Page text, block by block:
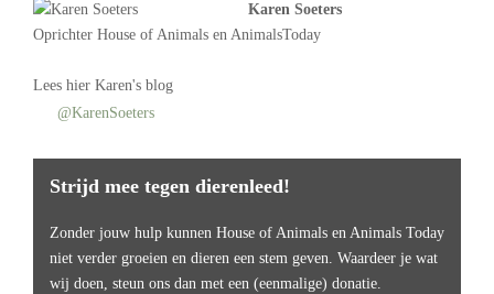
Karen Soeters
Oprichter House of Animals en AnimalsToday
Lees hier Karen's blog
@KarenSoeters
Strijd mee tegen dierenleed!
Zonder jouw hulp kunnen House of Animals en Animals Today
niet verder groeien en dieren een stem geven. Waardeer je wat
wij doen, steun ons dan met een (eenmalige) donatie.